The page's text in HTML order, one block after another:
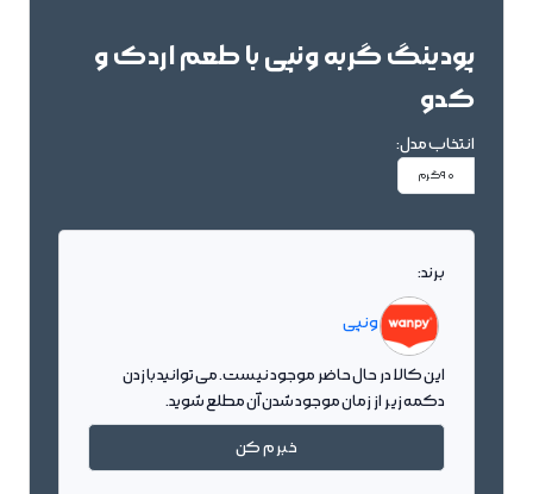
پودینگ گربه ونپی با طعم اردک و
کدو
انتخاب مدل:
90گرم
برند:
ونپی
این کالا در حال حاضر موجود نیست. می توانید با زدن
دکمه زیر از زمان موجود شدن آن مطلع شوید.
خبرم کن